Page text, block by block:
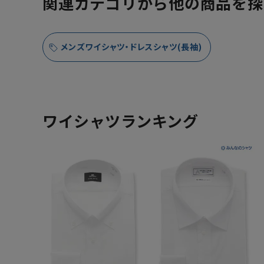
メンズワイシャツ・ドレスシャツ(長袖)
ワイシャツランキング